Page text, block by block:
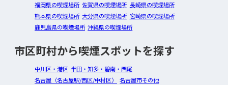
福岡県の喫煙場所 佐賀県の喫煙場所 長崎県の喫煙場所
熊本県の喫煙場所 大分県の喫煙場所 宮崎県の喫煙場所
鹿児島県の喫煙場所 沖縄県の喫煙場所
市区町村から喫煙スポットを探す
中川区・港区 半田・知多・碧南・西尾
名古屋（名古屋駅/西区/中村区）
名古屋市その他